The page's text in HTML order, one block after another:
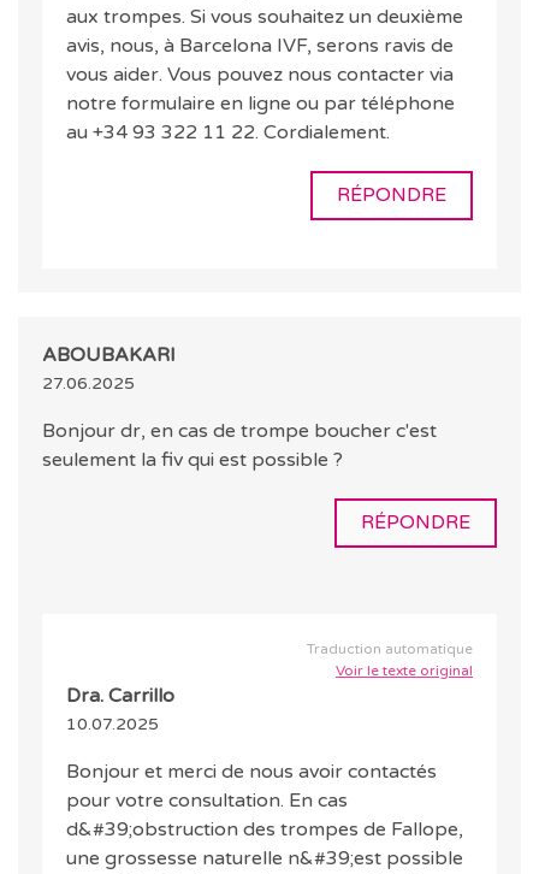
aux trompes. Si vous souhaitez un deuxième
avis, nous, à Barcelona IVF, serons ravis de
vous aider. Vous pouvez nous contacter via
notre formulaire en ligne ou par téléphone
au +34 93 322 11 22. Cordialement.
RÉPONDRE
ABOUBAKARI
27.06.2025
Bonjour dr, en cas de trompe boucher c'est
seulement la fiv qui est possible ?
RÉPONDRE
Traduction automatique
Voir le texte original
Dra. Carrillo
10.07.2025
Bonjour et merci de nous avoir contactés
pour votre consultation. En cas
d&#39;obstruction des trompes de Fallope,
une grossesse naturelle n&#39;est possible